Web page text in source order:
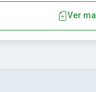
Ver